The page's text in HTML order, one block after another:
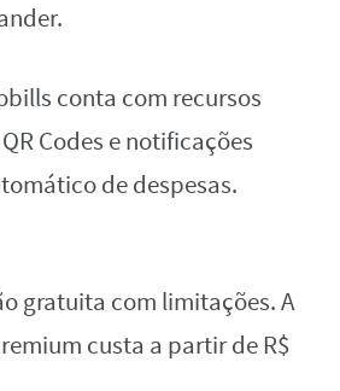
conta com recursos
Codes e notificações
de despesas.
gratuita com limitações. A
custa a partir de R$